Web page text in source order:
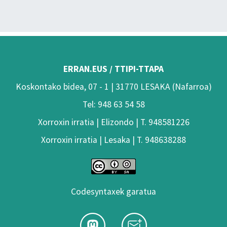
ERRAN.EUS / TTIPI-TTAPA
Koskontako bidea, 07 - 1 | 31770 LESAKA (Nafarroa)
Tel: 948 63 54 58
Xorroxin irratia | Elizondo | T. 948581226
Xorroxin irratia | Lesaka | T. 948638288
Codesyntaxek garatua